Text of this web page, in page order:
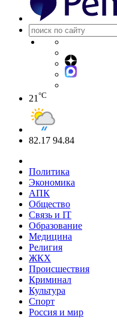
21 °C
82.17 94.84
Политика
Экономика
АПК
Общество
Связь и IT
Образование
Медицина
Религия
ЖКХ
Происшествия
Криминал
Культура
Спорт
Россия и мир